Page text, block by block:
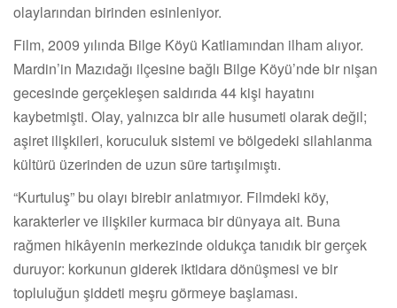
olaylarından birinden esinleniyor.
Film, 2009 yılında Bilge Köyü Katliamından ilham alıyor.
Mardin’in Mazıdağı ilçesine bağlı Bilge Köyü’nde bir nişan
gecesinde gerçekleşen saldırıda 44 kişi hayatını
kaybetmişti. Olay, yalnızca bir aile husumeti olarak değil;
aşiret ilişkileri, koruculuk sistemi ve bölgedeki silahlanma
kültürü üzerinden de uzun süre tartışılmıştı.
“Kurtuluş” bu olayı birebir anlatmıyor. Filmdeki köy,
karakterler ve ilişkiler kurmaca bir dünyaya ait. Buna
rağmen hikâyenin merkezinde oldukça tanıdık bir gerçek
duruyor: korkunun giderek iktidara dönüşmesi ve bir
topluluğun şiddeti meşru görmeye başlaması.